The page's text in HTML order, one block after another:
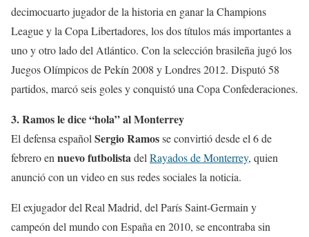
decimocuarto jugador de la historia en ganar la Champions
League y la Copa Libertadores, los dos títulos más importantes a
uno y otro lado del Atlántico. Con la selección brasileña jugó los
Juegos Olímpicos de Pekín 2008 y Londres 2012. Disputó 58
partidos, marcó seis goles y conquistó una Copa Confederaciones.
3. Ramos le dice “hola” al Monterrey
El defensa español Sergio Ramosse convirtió desde el 6 de
febrero en nuevo futbolista del Rayados de Monterrey, quien
anunció con un video en sus redes sociales la noticia.
El exjugador del Real Madrid, del París Saint-Germain y
campeón del mundo con España en 2010, se encontraba sin